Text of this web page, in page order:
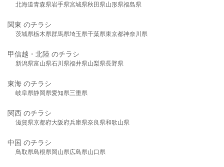
北海道青森県岩手県宮城県秋田県山形県福島県
関東 のチラシ
茨城県栃木県群馬県埼玉県千葉県東京都神奈川県
甲信越・北陸 のチラシ
新潟県富山県石川県福井県山梨県長野県
東海 のチラシ
岐阜県静岡県愛知県三重県
関西 のチラシ
滋賀県京都府大阪府兵庫県奈良県和歌山県
中国 のチラシ
鳥取県島根県岡山県広島県山口県